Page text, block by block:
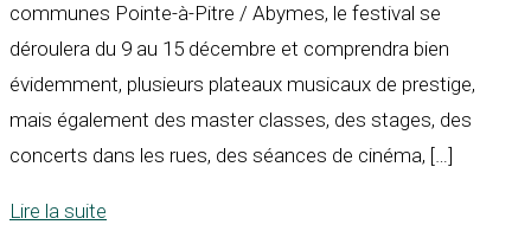
communes Pointe-à-Pitre / Abymes, le festival se
déroulera du 9 au 15 décembre et comprendra bien
évidemment, plusieurs plateaux musicaux de prestige,
mais également des master classes, des stages, des
concerts dans les rues, des séances de cinéma, […]
Lire la suite